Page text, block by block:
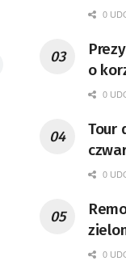
0
o
mety
0
Tour
do0
0